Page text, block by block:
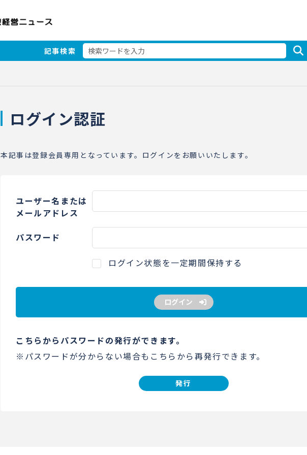
記事検索
ログイン認証
本記事は登録会員専用となっています。ログインをお願いいたします。
ユーザー名または
メールアドレス
パスワード
ログイン状態を一定期間保持する
ログイン
こちらからパスワードの発行ができます。
※パスワードが分からない場合もこちらから再発行できます。
発行